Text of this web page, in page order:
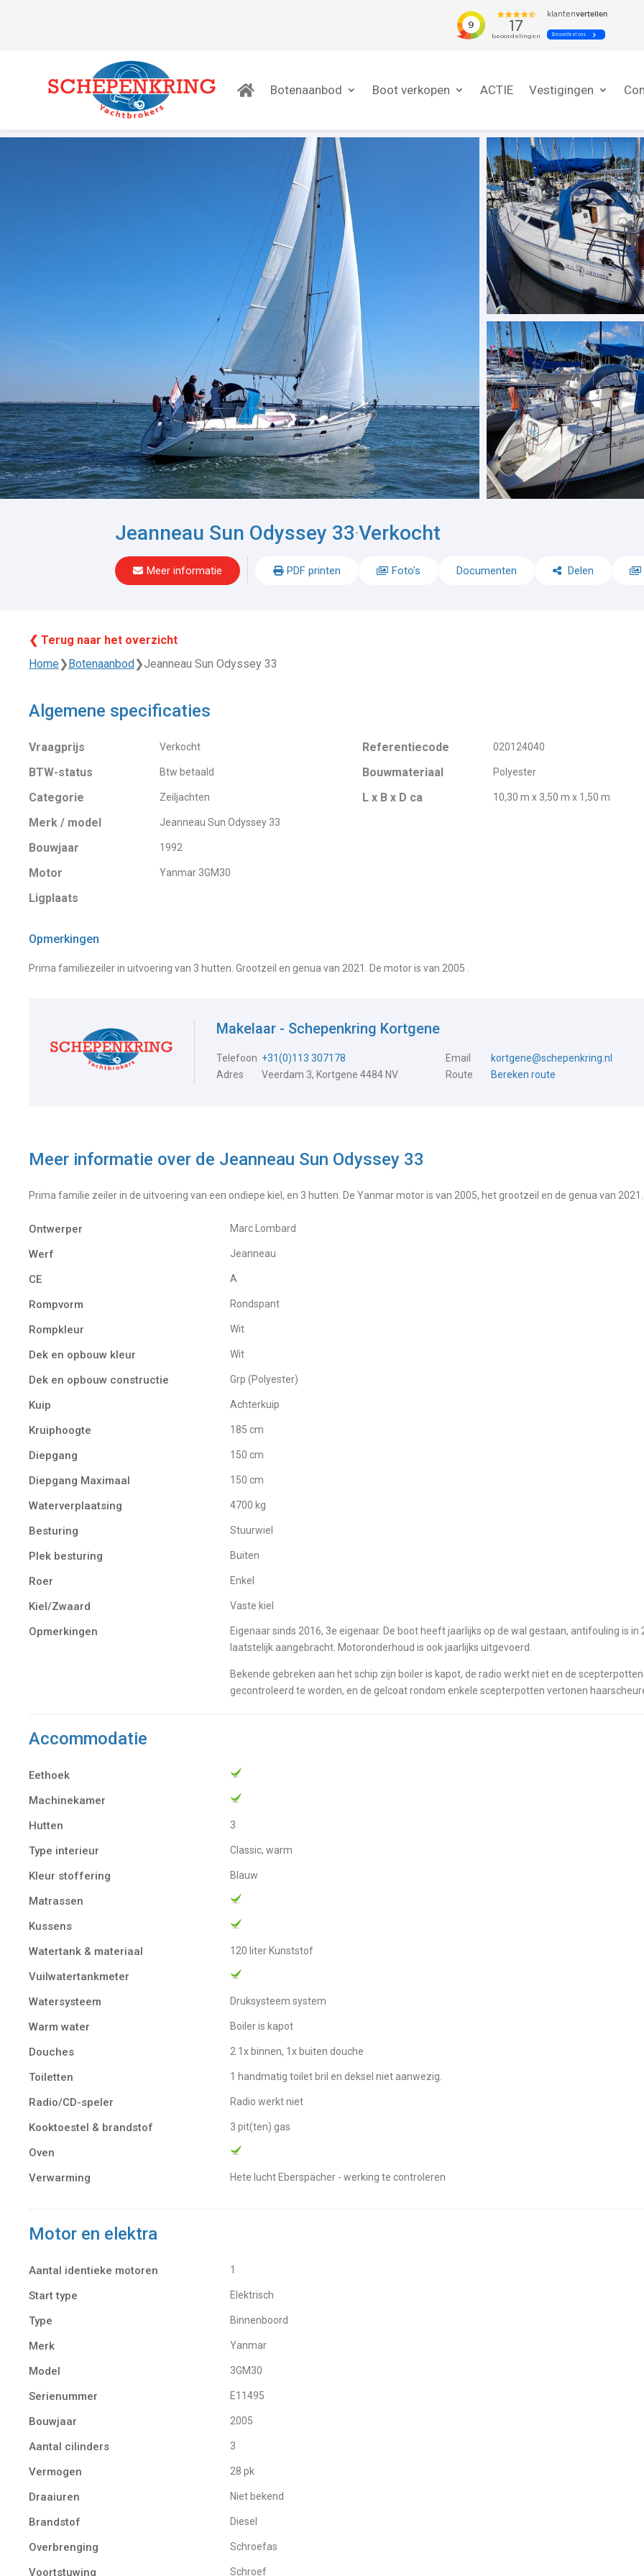
Botenaanbod Boot verkopen ACTIE Vestigingen
Jeanneau Sun Odyssey 33-Verkocht
Meer informatie PDF printen Foto's Documenten Delen
❮ Terug naar het overzicht
Home❯Botenaanbod❯Jeanneau Sun Odyssey 33
Algemene specificaties
Vraagprijs Verkocht
BTW-status Btw betaald
Categorie Zeiljachten
Merk / model Jeanneau Sun Odyssey 33
Bouwjaar 1992
Motor Yanmar 3GM30
Ligplaats
Referentiecode 020124040
Bouwmateriaal Polyester
L x B x D ca 10,30 m x 3,50 m x 1,50 m
Opmerkingen
Prima familiezeiler in uitvoering van 3 hutten. Grootzeil en genua van 2021. De motor is van 2005 .
Makelaar - Schepenkring Kortgene
Telefoon +31(0)113 307178 Email
kortgene@schepenkring.nl
Adres
Veerdam 3, Kortgene 4484 NV Route Bereken route
Meer informatie over de Jeanneau Sun Odyssey 33
Prima familie zeiler in de uitvoering van een ondiepe kiel, en 3 hutten. De Yanmar motor is van 2005, het grootzeil en de genua van
Ontwerper Marc Lombard
Werf Jeanneau
CE A
Rompvorm Rondspant
Rompkleur Wit
Dek en opbouw kleur Wit
Dek en opbouw constructie Grp (Polyester)
Kuip Achterkuip
Kruiphoogte 185 cm
Diepgang 150 cm
Diepgang Maximaal 150 cm
Waterverplaatsing 4700 kg
Besturing Stuurwiel
Plek besturing buiten
Roer Enkel
Kiel/Zwaard vaste kiel
Opmerkingen
Eigenaar sinds 2016, 3e eigenaar. De boot heeft jaarlijks op de wal gestaan, antifouling is in 2024
laatstelijk aangebracht. Motoronderhoud is ook jaarlijks uitgevoerd.
Bekende gebreken aan het schip zijn boiler is kapot, de radio werkt niet en de
gecontroleerd te worden, en de gelcoat rondom enkele scepterpotten vertonen
Accommodatie
Eethoek
Machinekamer
Hutten
3
Type interieur Classic, warm
Kleur stoffering Blauw
Matrassen
Kussens
Watertank & materiaal
120 liter Kunststof
Vuilwatertankmeter
Watersysteem
Druksysteem system
Warm water boiler is kapot
Douches 2 1x binnen, 1x buiten douche
Toiletten 1 handmatig toilet bril en deksel niet aanwezig.
Radio/CD-speler radio werkt niet
Kooktoestel & brandstof 3 pit(ten) gas
Oven
Verwarming
Hete lucht Eberspächer - werking te controleren
Motor en elektra
Aantal identieke motoren 1
Start type Elektrisch
Type Binnenboord
Merk Yanmar
Model 3GM30
Serienummer E11495
Bouwjaar 2005
Aantal cilinders 3
Vermogen 28 pk
Draaiuren Niet bekend
Brandstof Diesel
Overbrenging Schroefas
Voortstuwing schroef